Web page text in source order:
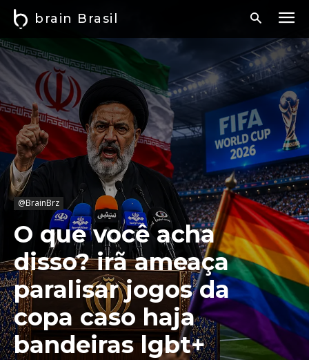
brain Brasil
@BrainBrz
O que você acha
disso? irã ameaça
paralisar jogos da
copa caso haja
bandeiras lgbt+